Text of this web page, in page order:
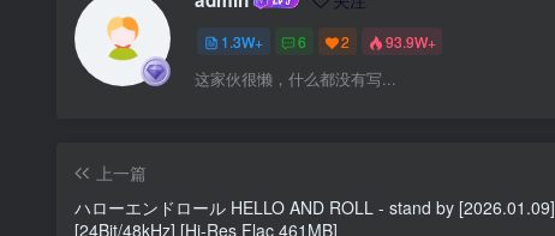
1.3W+ 6 2 93.9W+
这家伙很懒，什么都没有写...
上一篇
ハローエンドロール HELLO AND ROLL - stand by [2026.01.09]
[24Bit/48kHz] [Hi-Res Flac 461MB]